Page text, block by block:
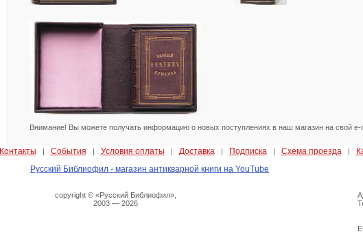
Внимание! Вы можете получать информацию о новых поступлениях в наш магазин на свой e-
Контакты | События | Условия оплаты | Доставка | Подписка | Схема проезда |
Русский Библиофил - магазин антикварной книги на YouTube
copyright © «Русский Библиофил»,
2003 — 2026